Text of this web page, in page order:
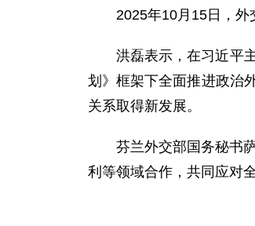
2025年10月15日，外
洪磊表示，在习近平
划》框架下全面推进政治
关系取得新发展。
芬兰外交部国务秘书
利等领域合作，共同应对